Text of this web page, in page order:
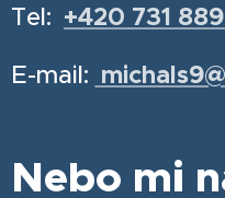
Tel: +420 731
E-mail:
Nebo mi